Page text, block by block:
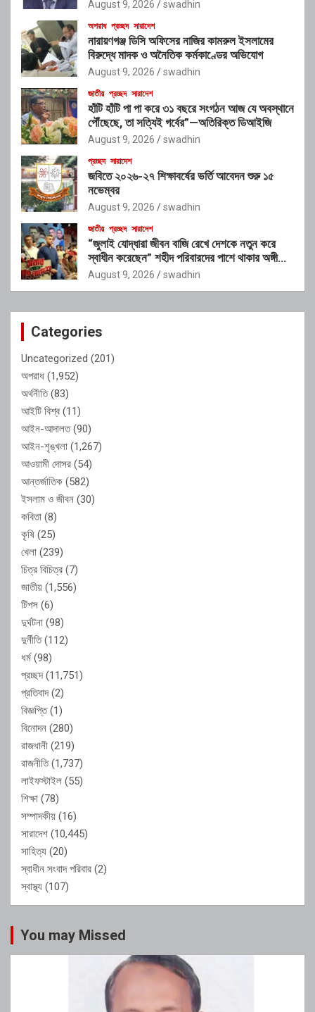
August 9, 2026 swadhin
অপরাধ প্রচ্ছদ সারাদেশ
নারায়ণগঞ্জ ডিসি অফিসের নাজির কামরুল ইসলামের
বিরুদ্ধে মাদক ও অনৈতিক কর্মকাণ্ডের অভিযোগ
August 9, 2026 swadhin
জাতীয় প্রচ্ছদ সারাদেশ
হাঁটি হাঁটি পা পা করে ৩১ বছরে সংগঠন আজ যে অবস্থানে
পৌঁছেছে, তা সত্যিই গর্বের”—অতিরিক্ত ডিআইজি
August 9, 2026 swadhin
প্রচ্ছদ সারাদেশ
জবিতে ২০২৬-২৭ শিক্ষাবর্ষের ভর্তি আবেদন শুরু ১৫
নভেম্বর
August 9, 2026 swadhin
জাতীয় প্রচ্ছদ সারাদেশ
“জুলাই যোদ্ধারা জীবন বাজি রেখে দেশকে নতুন করে
স্বাধীন করেছেন” শহীদ পরিবারদের পাশে থাকার অঙ্গীকার
গণপূর্তমন্ত্রীর
August 9, 2026 swadhin
Categories
Uncategorized (201)
অপরাধ (1,952)
অর্থনীতি(83)
আইটি বিশ্ব (11)
আইন-আদালত(90)
আইন-শৃঙ্খলা (1,267)
আওয়ামী দোসর (54)
আন্তর্জাতিক (582)
ইসলাম ও জীবন (30)
কবিতা (8)
কৃষি (25)
খেলা (239)
চিত্র বিচিত্র (7)
জাতীয় (1,556)
টিপস (6)
দুর্ঘটনা (98)
দুর্নীতি(112)
ধর্ম(98)
প্রচ্ছদ(11,751)
প্রতিবাদ(2)
বিজ্ঞপ্তি(1)
বিনোদন (280)
রাজধানী (219)
রাজনীতি(1,737)
লাইফস্টাইল (55)
শিক্ষা (78)
সম্পাদকীয় (16)
সারাদেশ (10,445)
সাহিত্য (20)
স্বাধীন সংবাদ পরিবার (2)
স্বাস্থ্য (107)
You may Missed